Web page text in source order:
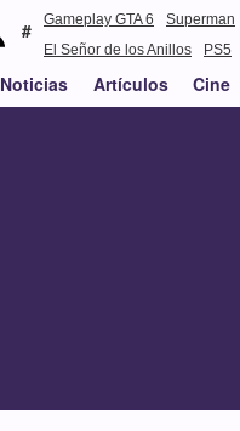
Gameplay GTA 6
Superman
El Señor de los Anillos
PS5
Noticias Artículos Cine